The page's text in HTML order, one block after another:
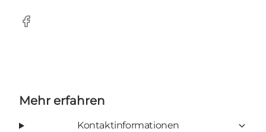
Facebook
Mehr erfahren
Kontaktinformationen